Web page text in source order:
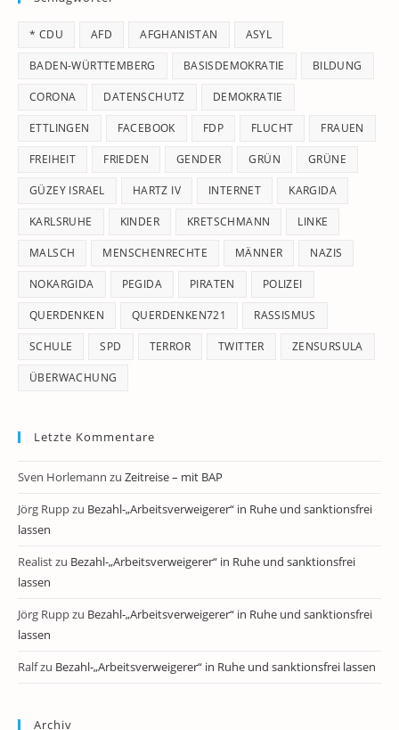
* CDU AFD AFGHANISTAN ASYL
BADEN-WÜRTTEMBERG BASISDEMOKRATIE BILDUNG
CORONA DATENSCHUTZ DEMOKRATIE
ETTLINGEN FACEBOOK FDP FLUCHT FRAUEN
FREIHEIT FRIEDEN GENDER GRÜN GRÜNE
GÜZEY ISRAEL HARTZ IV INTERNET KARGIDA
KARLSRUHE KINDER KRETSCHMANN LINKE
MALSCH MENSCHENRECHTE MÄNNER NAZIS
NOKARGIDA PEGIDA PIRATEN POLIZEI
QUERDENKEN QUERDENKEN721 RASSISMUS
SCHULE SPD TERROR TWITTER ZENSURSULA
ÜBERWACHUNG
Letzte Kommentare
Sven Horlemann zu Zeitreise – mit BAP
Jörg Ruppzu Bezahl-„Arbeitsverweigerer“ in Ruhe und sanktionsfrei
lassen
Realistzu Bezahl-„Arbeitsverweigerer“ in Ruhe und sanktionsfrei
lassen
Jörg Ruppzu Bezahl-„Arbeitsverweigerer“ in Ruhe und sanktionsfrei
lassen
Ralfzu Bezahl-„Arbeitsverweigerer“ in Ruhe und sanktionsfrei lassen
Archiv